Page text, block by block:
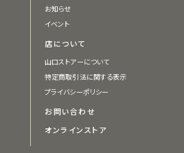
お知らせ
イベント
店について
山口ストアーについて
特定商取引法に関する表示
プライバシーポリシー
お問い合わせ
オンラインストア